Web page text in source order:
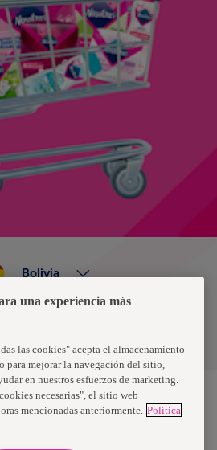
privacidad de datos
Bolivia
- una compañía global líder en
millones de personas, en todo el
una experiencia más
las cookies" acepta el almacenamiento
para mejorar la navegación del sitio,
en nuestros esfuerzos de marketing.
necesarias", el sitio web
mencionadas anteriormente. Política